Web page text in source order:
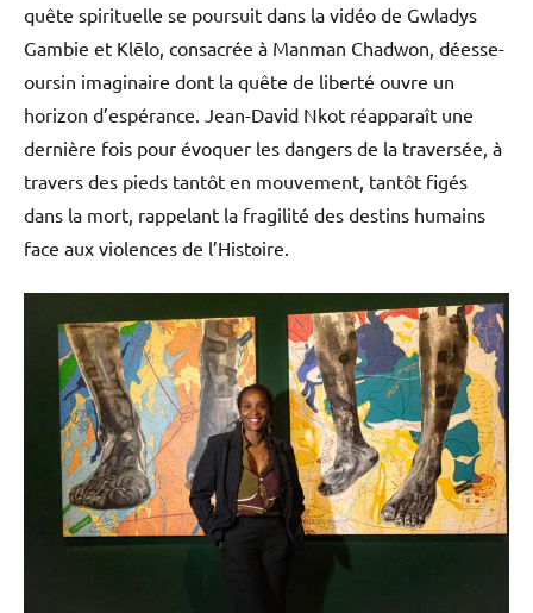
quête spirituelle se poursuit dans la vidéo de Gwladys
Gambie et Klēlo, consacrée à Manman Chadwon, déesse-
oursin imaginaire dont la quête de liberté ouvre un
horizon d’espérance. Jean-David Nkot réapparaît une
dernière fois pour évoquer les dangers de la traversée, à
travers des pieds tantôt en mouvement, tantôt figés
dans la mort, rappelant la fragilité des destins humains
face aux violences de l’Histoire.